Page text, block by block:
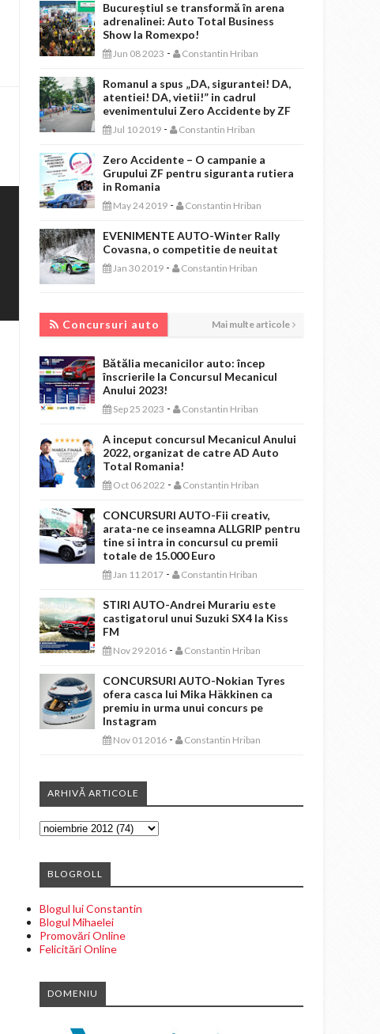
Bucureștiul se transformă în arena
adrenalinei: Auto Total Business
Show la Romexpo!
Jun 08 2023 - Constantin Hriban
Romanul a spus „DA, sigurantei! DA,
atentiei! DA, vietii!” in cadrul
evenimentului Zero Accidente by ZF
Jul 10 2019 - Constantin Hriban
Zero Accidente – O campanie a
Grupului ZF pentru siguranta rutiera
in Romania
May 24 2019 - Constantin Hriban
EVENIMENTE AUTO-Winter Rally
Covasna, o competitie de neuitat
Jan 30 2019 - Constantin Hriban
Concursuri auto Mai multe articole
Bătălia mecanicilor auto: încep
înscrierile la Concursul Mecanicul
Anului 2023!
Sep 25 2023 - Constantin Hriban
A inceput concursul Mecanicul Anului
2022, organizat de catre AD Auto
Total Romania!
Oct 06 2022 - Constantin Hriban
CONCURSURI AUTO-Fii creativ,
arata-ne ce inseamna ALLGRIP pentru
tine si intra in concursul cu premii
totale de 15.000 Euro
Jan 11 2017 - Constantin Hriban
STIRI AUTO-Andrei Murariu este
castigatorul unui Suzuki SX4 la Kiss
FM
Nov 29 2016 - Constantin Hriban
CONCURSURI AUTO-Nokian Tyres
ofera casca lui Mika Häkkinen ca
premiu in urma unui concurs pe
Instagram
Nov 01 2016 - Constantin Hriban
ARHIVĂ ARTICOLE
BLOGROLL
Blogul lui Constantin
Blogul Mihaelei
Promovări Online
Felicitări Online
DOMENIU